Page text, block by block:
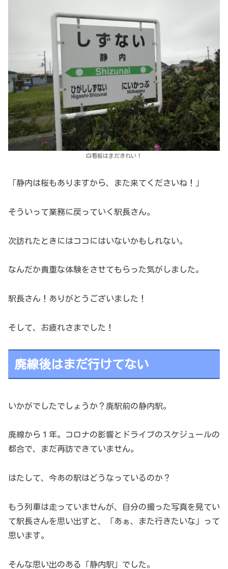
白看板はまだきれい！
「静内は桜もありますから、また来てくださいね！」
そういって業務に戻っていく駅長さん。
次訪れたときにはココにはいないかもしれない。
なんだか貴重な体験をさせてもらった気がしました。
駅長さん！ありがとうございました！
そして、お疲れさまでした！
廃線後はまだ行けてない
いかがでしたでしょうか？廃駅前の静内駅。
廃線から１年。コロナの影響とドライブのスケジュールの
都合で、まだ再訪できていません。
はたして、今あの駅はどうなっているのか？
もう列車は走っていませんが、自分の撮った写真を見てい
て駅長さんを思い出すと、「あぁ、また行きたいな」って
思います。
そんな思い出のある「静内駅」でした。